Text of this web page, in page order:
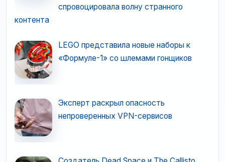
спровоцировала волну странного
контента
LEGO представила новые наборы к
«Формуле-1» со шлемами гонщиков
Эксперт раскрыл опасность
непроверенных VPN-сервисов